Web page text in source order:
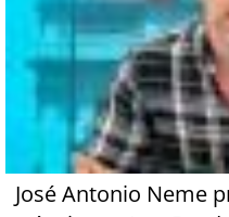
José Antonio Neme